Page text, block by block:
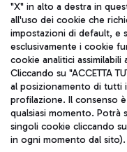
Aeroporti di Roma S.p.A.
coordinamento di
Codice fiscale e Registro
IVA 06572251004
Capitale sociale
Sede legale: Via Pier
telefono +39 06 65951
"X" in alto a destra in
all'uso dei cookie che
impostazioni di default, e
esclusivamente i cookie
cookie analitici assimilabili
Cliccando su "ACCETTA
al posizionamento di tutti
profilazione. Il consenso
qualsiasi momento. Potrà
singoli cookie cliccando su
in ogni momento dal sito).